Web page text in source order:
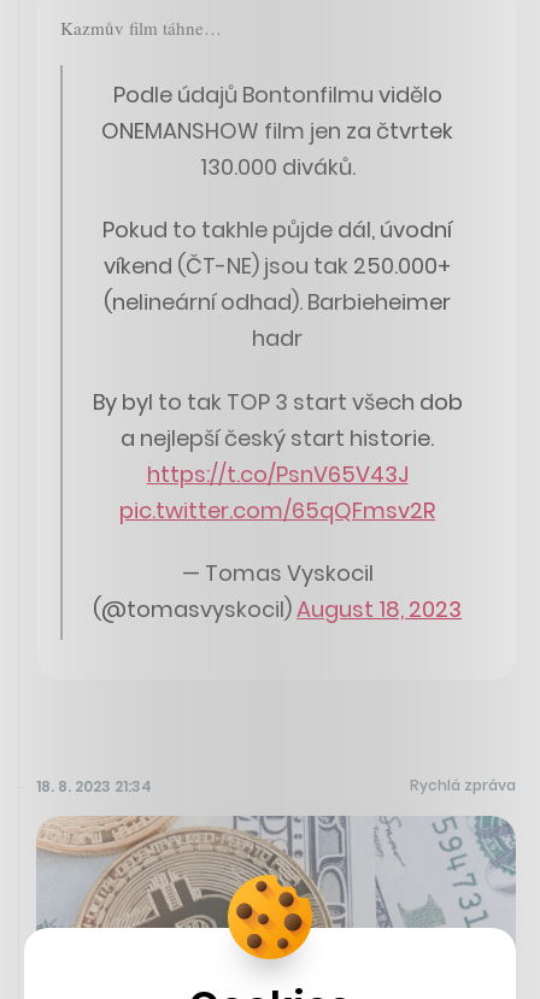
Kazmův film táhne…
Podle údajů Bontonfilmu vidělo
ONEMANSHOW film jen za čtvrtek
130.000 diváků.
Pokud to takhle půjde dál, úvodní
víkend (ČT-NE) jsou tak 250.000+
(nelineární odhad). Barbieheimer
hadr
By byl to tak TOP 3 start všech dob
a nejlepší český start historie.
https://t.co/PsnV65V43J
pic.twitter.com/65qQFmsv2R
— Tomas Vyskocil
(@tomasvyskocil)August 18, 2023
18. 8. 2023 21:34 Rychlá zpráva